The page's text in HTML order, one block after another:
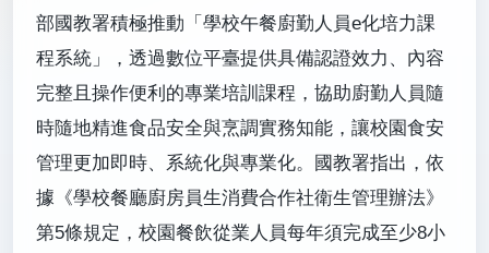
部國教署積極推動「學校午餐廚勤人員e化培力課
程系統」，透過數位平臺提供具備認證效力、內容
完整且操作便利的專業培訓課程，協助廚勤人員隨
時隨地精進食品安全與烹調實務知能，讓校園食安
管理更加即時、系統化與專業化。國教署指出，依
據《學校餐廳廚房員生消費合作社衛生管理辦法》
第5條規定，校園餐飲從業人員每年須完成至少8小